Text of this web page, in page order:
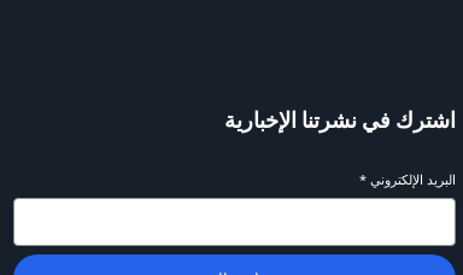
اشترك في نشرتنا الإخبارية
البريد الإلكتروني*